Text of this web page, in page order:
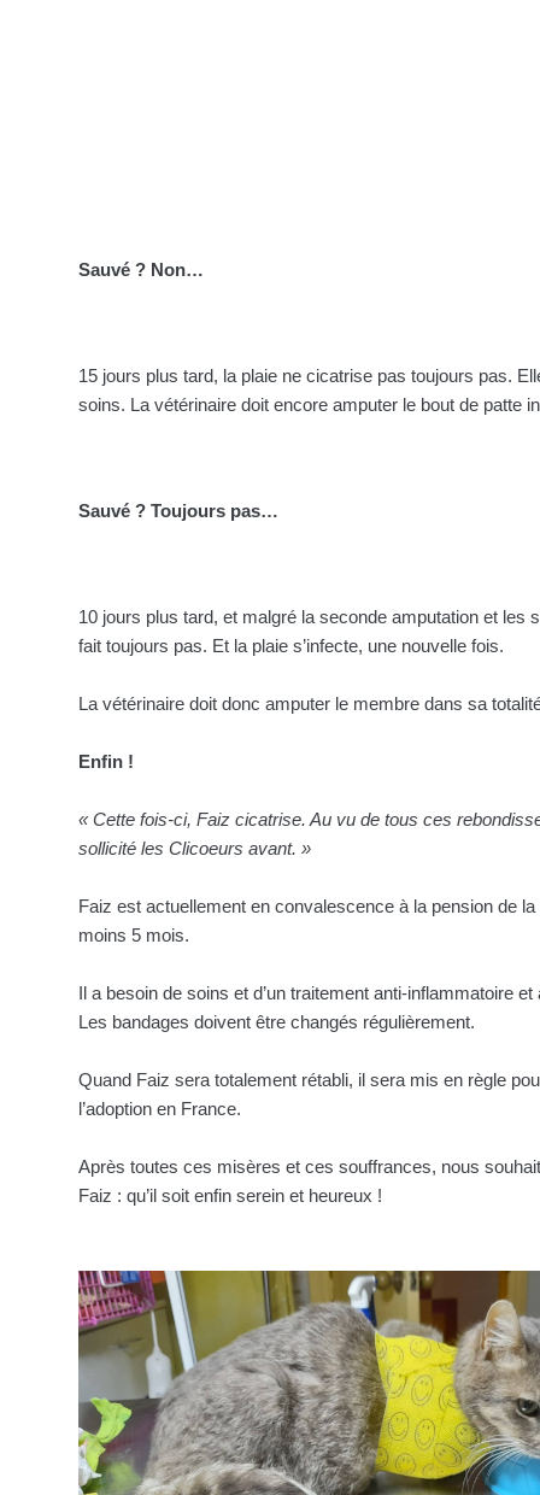
Sauvé ? Non…
15 jours plus tard, la plaie ne cicatrise pas toujours pas.
soins. La vétérinaire doit encore amputer le bout de patte
Sauvé ? Toujours pas…
10 jours plus tard, et malgré la seconde amputation et les
fait toujours pas. Et la plaie s’infecte, une nouvelle fois.
La vétérinaire doit donc amputer le membre dans sa
Enfin !
« Cette fois-ci, Faiz cicatrise. Au vu de tous ces
sollicité les Clicoeurs avant. »
Faiz est actuellement en convalescence à la pension de
moins 5 mois.
Il a besoin de soins et d’un traitement anti-inflammatoire et
Les bandages doivent être changés régulièrement.
Quand Faiz sera totalement rétabli, il sera mis en règle
l’adoption en France.
Après toutes ces misères et ces souffrances, nous
Faiz : qu’il soit enfin serein et heureux !